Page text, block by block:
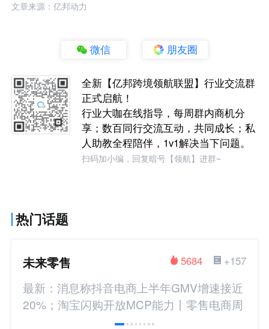
文章来源：亿邦动力
微信 朋友圈
全新【亿邦跨境领航联盟】行业交流群
正式启航！
行业大咖在线指导，每周群内商机分
享；数百同行交流互动，共同成长；私
人助教全程陪伴，1v1解决当下问题。
扫码加小编，回复暗号【领航】进群~
热门话题
未来零售 +157
5684
最新：消息称抖音电商上半年GMV增速接近
20%；淘宝闪购开放MCP能力丨零售电商周